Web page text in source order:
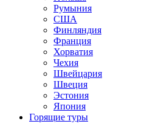
Румыния
США
Финляндия
Франция
Хорватия
Чехия
Швейцария
Швеция
Эстония
Япония
Горящие туры